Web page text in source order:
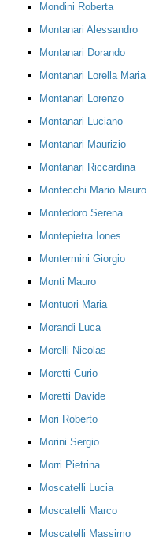
Mondini Roberta
Montanari Alessandro
Montanari Dorando
Montanari Lorella Maria
Montanari Lorenzo
Montanari Luciano
Montanari Maurizio
Montanari Riccardina
Montecchi Mario Mauro
Montedoro Serena
Montepietra Iones
Montermini Giorgio
Monti Mauro
Montuori Maria
Morandi Luca
Morelli Nicolas
Moretti Curio
Moretti Davide
Mori Roberto
Morini Sergio
Morri Pietrina
Moscatelli Lucia
Moscatelli Marco
Moscatelli Massimo